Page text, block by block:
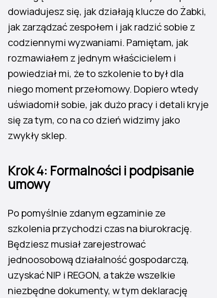
dowiadujesz się, jak działają klucze do Żabki,
jak zarządzać zespołem i jak radzić sobie z
codziennymi wyzwaniami. Pamiętam, jak
rozmawiałem z jednym właścicielem i
powiedział mi, że to szkolenie to był dla
niego moment przełomowy. Dopiero wtedy
uświadomił sobie, jak dużo pracy i detali kryje
się za tym, co na co dzień widzimy jako
zwykły sklep.
Krok 4: Formalności i podpisanie
umowy
Po pomyślnie zdanym egzaminie ze
szkolenia przychodzi czas na biurokrację.
Będziesz musiał zarejestrować
jednoosobową działalność gospodarczą,
uzyskać NIP i REGON, a także wszelkie
niezbędne dokumenty, w tym deklarację